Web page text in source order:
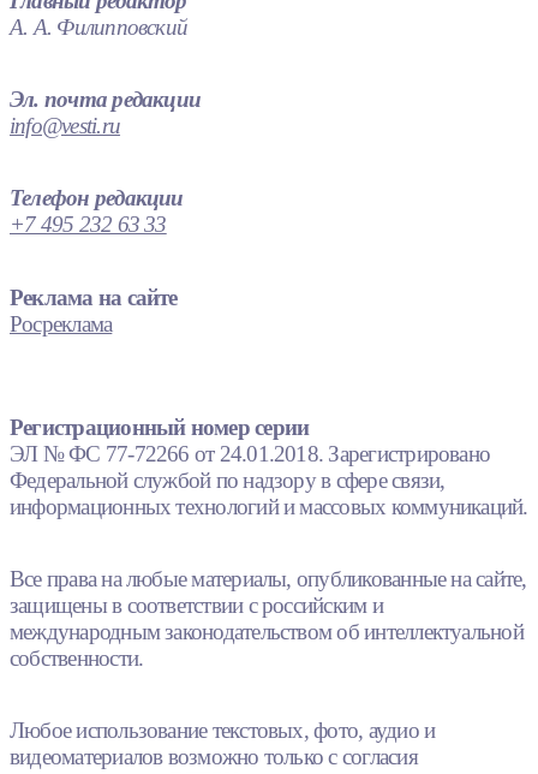
А. А. Филипповский
Эл. почта редакции
info@vesti.ru
Телефон редакции
+7 495 232 63 33
Реклама на сайте
Росреклама
Регистрационный номер серии
ЭЛ № ФС 77-72266 от 24.01.2018. Зарегистрировано
Федеральной службой по надзору в сфере связи,
информационных технологий и массовых коммуникаций.
Все права на любые материалы, опубликованные на сайте,
защищены в соответствии с российским и
международным законодательством об интеллектуальной
собственности.
Любое использование текстовых, фото, аудио и
видеоматериалов возможно только с согласия